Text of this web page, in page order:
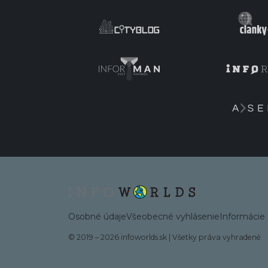
Osobné údajeVšeobecné vyhlásenieInformácie
© 2019 – 2026 infoworlds.sk Všetky práva vyhradené